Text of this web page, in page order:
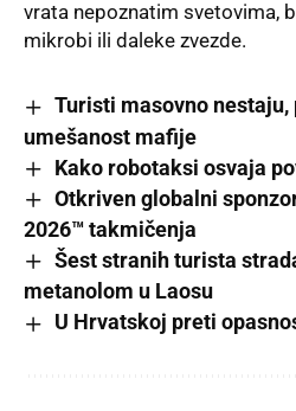
vrata nepoznatim svetovima,
mikrobi ili daleke zvezde.
Turisti masovno
umešanost mafije
Kako robotaksi osvaja
Otkriven globalni
2026™ takmičenja
Šest stranih turista
metanolom u Laosu
U Hrvatskoj preti